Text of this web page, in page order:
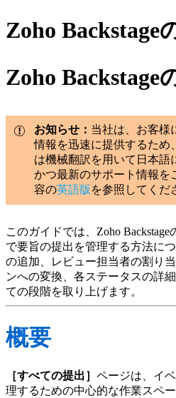
Zoho Backstage
Zoho Backstage
お知らせ： 当社は、お客様
情報を迅速に提供するため
は機械翻訳を用いて日本語
かつ最新のサポート情報を
容の英語版 を参照してくだ
このガイドでは、Zoho Backstage
で要旨の提出を管理する方法に
の追加、レビュー担当者の割り
ンへの変換、各ステータスの詳
ての段階を取り上げます。
概要
［すべての提出］ ページは、イ
理するための中心的な作業スペ